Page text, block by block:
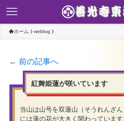
ホーム weblog
← 前の記事へ
紅舞姫蓮が咲いています
当山は山号を双蓮山（そうれんざ
には蓮の花が大きく関わっています